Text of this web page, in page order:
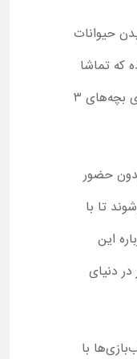
حیوانات
که تماشا
کارتون شجاع : داستان ترکر برای بچه‌های 3
حضور
تا با
این
دنیای
با